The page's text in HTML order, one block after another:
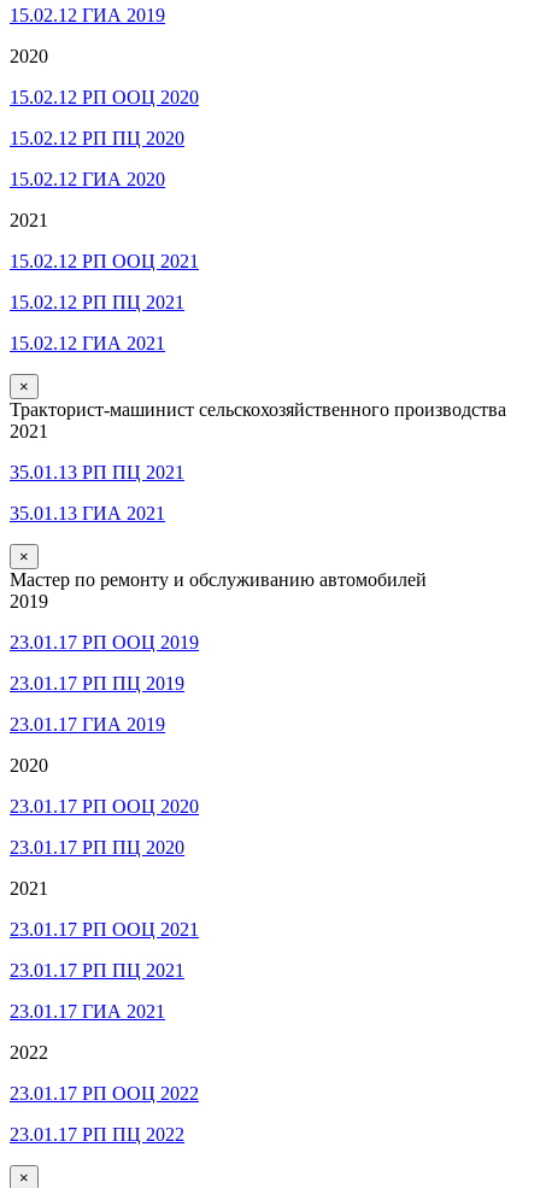
15.02.12 ГИА 2019
2020
15.02.12 РП ООЦ 2020
15.02.12 РП ПЦ 2020
15.02.12 ГИА 2020
2021
15.02.12 РП ООЦ 2021
15.02.12 РП ПЦ 2021
15.02.12 ГИА 2021
×
Тракторист-машинист сельскохозяйственного производства
2021
35.01.13 РП ПЦ 2021
35.01.13 ГИА 2021
×
Мастер по ремонту и обслуживанию автомобилей
2019
23.01.17 РП ООЦ 2019
23.01.17 РП ПЦ 2019
23.01.17 ГИА 2019
2020
23.01.17 РП ООЦ 2020
23.01.17 РП ПЦ 2020
2021
23.01.17 РП ООЦ 2021
23.01.17 РП ПЦ 2021
23.01.17 ГИА 2021
2022
23.01.17 РП ООЦ 2022
23.01.17 РП ПЦ 2022
×